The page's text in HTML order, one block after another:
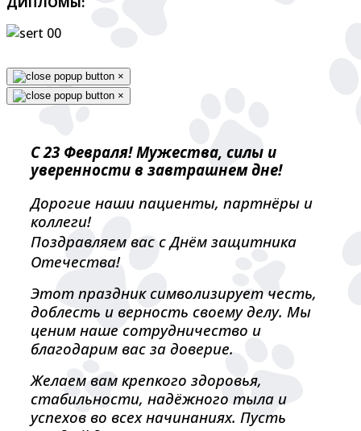
×
×
С 23 Февраля! Мужества, силы и
уверенности в завтрашнем дне!
Дорогие наши пациенты, партнёры и
коллеги!
Поздравляем вас с Днём защитника
Отечества!
Этот праздник символизирует честь,
доблесть и верность своему делу. Мы
ценим наше сотрудничество и
благодарим вас за доверие.
Желаем вам крепкого здоровья,
стабильности, надёжного тыла и
успехов во всех начинаниях. Пусть